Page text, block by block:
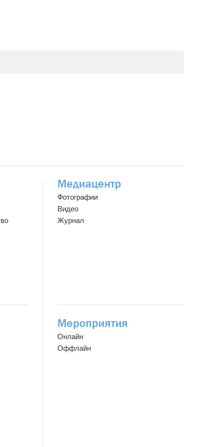
Медиацентр
Фотографии
Видео
Журнал
Мероприятия
Онлайн
Оффлайн